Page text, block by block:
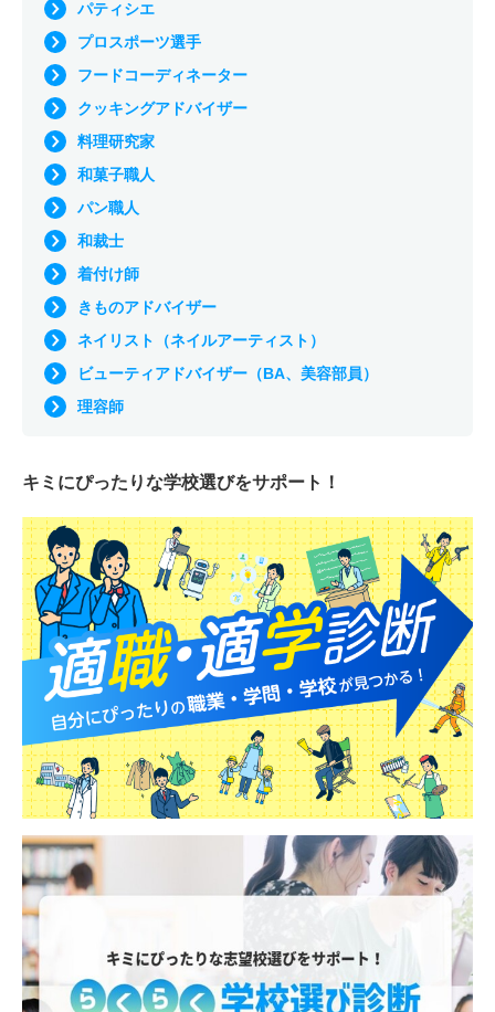
パティシエ
プロスポーツ選手
フードコーディネーター
クッキングアドバイザー
料理研究家
和菓子職人
パン職人
和裁士
着付け師
きものアドバイザー
ネイリスト（ネイルアーティスト）
ビューティアドバイザー（BA、美容部員）
理容師
キミにぴったりな学校選びをサポート！